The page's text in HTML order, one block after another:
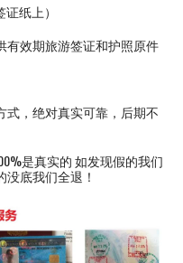
纸上）
有效期旅游签证和护照原件
式，绝对真实可靠，后期不
是真实的 如发现假的我们
底我们全退！